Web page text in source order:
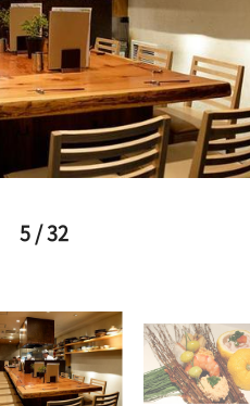
5 / 32